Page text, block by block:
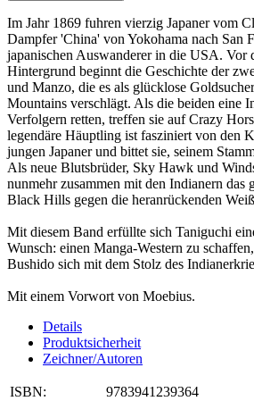
Im Jahr 1869 fuhren vierzig Japaner vom
Dampfer 'China' von Yokohama nach San
japanischen Auswanderer in die USA. Vor
Hintergrund beginnt die Geschichte der
und Manzo, die es als glücklose
Mountains verschlägt. Als die beiden eine
Verfolgern retten, treffen sie auf Crazy
legendäre Häuptling ist fasziniert von den
jungen Japaner und bittet sie, seinem
Als neue Blutsbrüder, Sky Hawk und
nunmehr zusammen mit den Indianern das
Black Hills gegen die heranrückenden
Mit diesem Band erfüllte sich Taniguchi
Wunsch: einen Manga-Western zu
Bushido sich mit dem Stolz des
Mit einem Vorwort von Moebius.
Details
Produktsicherheit
Zeichner/Autoren
ISBN:
9783941239364